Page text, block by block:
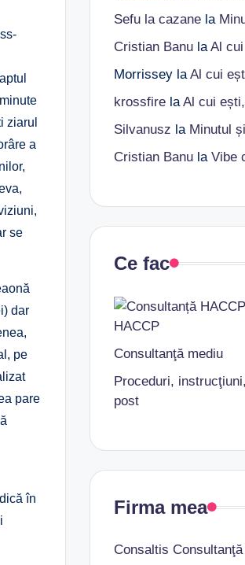
ziarul
a
se
dar
pe
pare
în
Sefu la cazanela
Cristian BanulaAl
MorrisseylaAl cui
krossfirelaAl cui
Silvanusz la Minutul
Cristian Banula Vibe
Ce fac
HACCP
Consultanţă mediu
Proceduri,
post
Firma mea
Consaltis